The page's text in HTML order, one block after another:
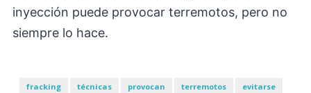
inyección puede provocar terremotos, pero no
siempre lo hace.
fracking técnicas provocan terremotos evitarse